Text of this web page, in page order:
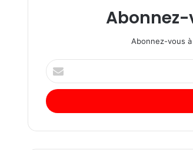
Abonnez-vous
Entrez
votre
adresse
Email